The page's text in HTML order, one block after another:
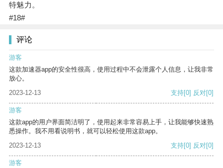
特魅力。
#18#
评论
游客
这款加速器app的安全性很高，使用过程中不会泄露个人信息，让我非常
放心。
2023-12-13
支持[0] 反对[0]
游客
这款app的用户界面简洁明了，使用起来非常容易上手，让我能够快速熟
悉操作。我不用看说明书，就可以轻松使用这款app。
2023-12-13
支持[0] 反对[0]
游客